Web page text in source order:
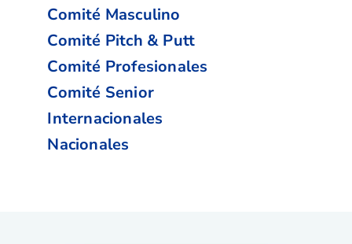
Comité Masculino
Comité Pitch & Putt
Comité Profesionales
Comité Senior
Internacionales
Nacionales